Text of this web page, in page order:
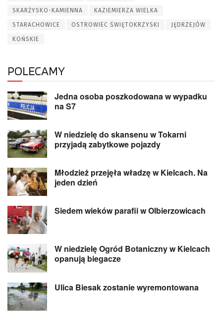
SKARŻYSKO-KAMIENNA KAZIEMIERZA WIELKA
STARACHOWICE OSTROWIEC ŚWIĘTOKRZYSKI JĘDRZEJÓW
KOŃSKIE
POLECAMY
Jedna osoba poszkodowana w wypadku
na S7
W niedzielę do skansenu w Tokarni
przyjadą zabytkowe pojazdy
Młodzież przejęła władzę w Kielcach. Na
jeden dzień
Siedem wieków parafii w Olbierzowicach
W niedzielę Ogród Botaniczny w Kielcach
opanują biegacze
Ulica Biesak zostanie wyremontowana